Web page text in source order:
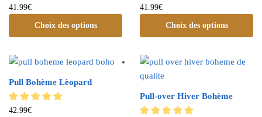
41.99€
Choix des options
41.99€
Choix des options
Pull Bohème Lèopard
42.99€
Pull-over Hiver Bohème